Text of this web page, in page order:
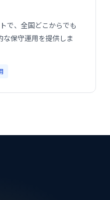
で、全国どこからでも
保守運用を提供しま